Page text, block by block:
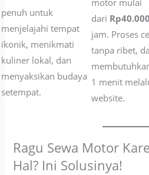
penuh untuk
menjelajahi tempat
ikonik, menikmati
kuliner lokal, dan
menyaksikan budaya
setempat.
dari Rp40.000
jam. Proses
tanpa ribet,
1 menit
website.
Ragu Sewa Motor
Hal? Ini Solusinya!